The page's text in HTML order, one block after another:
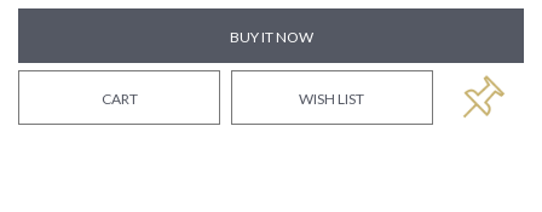
BUY IT NOW
CART WISH LIST